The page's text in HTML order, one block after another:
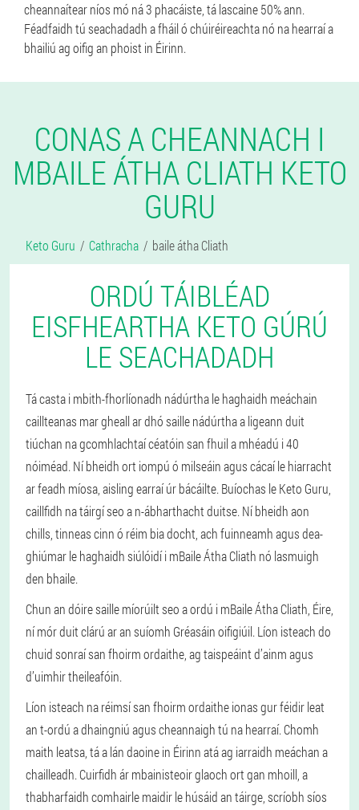
cheannaítear níos mó ná 3 phacáiste, tá lascaine 50% ann.
Féadfaidh tú seachadadh a fháil ó chúiréireachta nó na hearraí a
bhailiú ag oifig an phoist in Éirinn.
CONAS A CHEANNACH I
MBAILE ÁTHA CLIATH KETO
GURU
Keto Guru Cathracha baile átha Cliath
ORDÚ TÁIBLÉAD
EISFHEARTHA KETO GÚRÚ
LE SEACHADADH
Tá casta i mbith-fhorlíonadh nádúrtha le haghaidh meáchain
caillteanas mar gheall ar dhó saille nádúrtha a ligeann duit
tiúchan na gcomhlachtaí céatóin san fhuil a mhéadú i 40
nóiméad. Ní bheidh ort iompú ó milseáin agus cácaí le hiarracht
ar feadh míosa, aisling earraí úr bácáilte. Buíochas le Keto Guru,
caillfidh na táirgí seo a n-ábharthacht duitse. Ní bheidh aon
chills, tinneas cinn ó réim bia docht, ach fuinneamh agus dea-
ghiúmar le haghaidh siúlóidí i mBaile Átha Cliath nó lasmuigh
den bhaile.
Chun an dóire saille míorúilt seo a ordú i mBaile Átha Cliath, Éire,
ní mór duit clárú ar an suíomh Gréasáin oifigiúil. Líon isteach do
chuid sonraí san fhoirm ordaithe, ag taispeáint d’ainm agus
d’uimhir theileafóin.
Líon isteach na réimsí san fhoirm ordaithe ionas gur féidir leat
an t-ordú a dhaingniú agus cheannaigh tú na hearraí. Chomh
maith leatsa, tá a lán daoine in Éirinn atá ag iarraidh meáchan a
chailleadh. Cuirfidh ár mbainisteoir glaoch ort gan mhoill, a
thabharfaidh comhairle maidir le húsáid an táirge, scríobh síos